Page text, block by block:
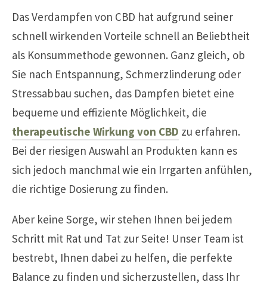
Das Verdampfen von CBD hat aufgrund seiner
schnell wirkenden Vorteile schnell an Beliebtheit
als Konsummethode gewonnen. Ganz gleich, ob
Sie nach Entspannung, Schmerzlinderung oder
Stressabbau suchen, das Dampfen bietet eine
bequeme und effiziente Möglichkeit, die
therapeutische Wirkung von CBD zu erfahren.
Bei der riesigen Auswahl an Produkten kann es
sich jedoch manchmal wie ein Irrgarten anfühlen,
die richtige Dosierung zu finden.
Aber keine Sorge, wir stehen Ihnen bei jedem
Schritt mit Rat und Tat zur Seite! Unser Team ist
bestrebt, Ihnen dabei zu helfen, die perfekte
Balance zu finden und sicherzustellen, dass Ihr